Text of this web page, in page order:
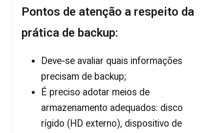
Pontos de atenção a respeito da
prática de backup:
Deve-se avaliar quais informações
precisam de backup;
É preciso adotar meios de
armazenamento adequados: disco
rígido (HD externo), dispositivo de